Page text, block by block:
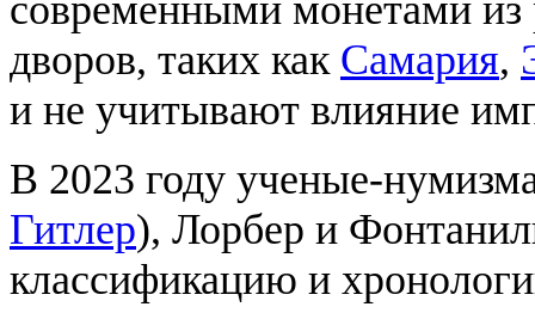
современными монетами
дворов, таких как Самария,
и не учитывают влияние
В 2023 году ученые-
Гитлер), Лорбер и
классификацию и